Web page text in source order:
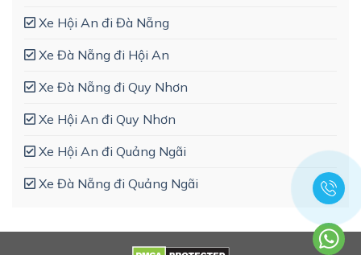
Xe Hội An đi Đà Nẵng
Xe Đà Nẵng đi Hội An
Xe Đà Nẵng đi Quy Nhơn
Xe Hội An đi Quy Nhơn
Xe Hội An đi Quảng Ngãi
Xe Đà Nẵng đi Quảng Ngãi